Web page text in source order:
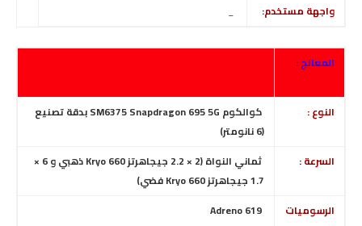
واجهة مستخدم:
المعالج :
النوع :
كوالكوم SM6375 Snapdragon 695 5G بدقة تصنيع
(6 نانومتر)
السرعة :
ثماني النواة (2 × 2.2 جيجاهرتز Kryo 660 ذهبي و 6 ×
1.7 جيجاهرتز Kryo 660 فضي)
الرسوميات